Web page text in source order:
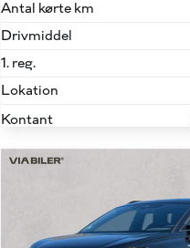
Antal kørte km
Drivmiddel
1. reg.
Lokation
Kontant